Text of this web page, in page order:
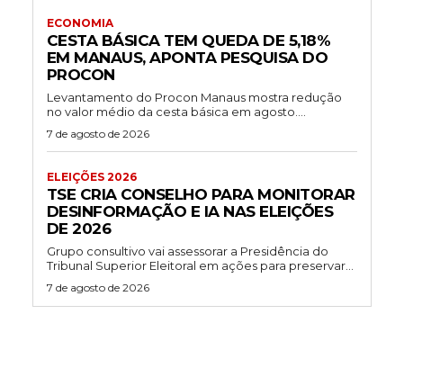
ECONOMIA
CESTA BÁSICA TEM QUEDA DE 5,18%
EM MANAUS, APONTA PESQUISA DO
PROCON
Levantamento do Procon Manaus mostra redução
no valor médio da cesta básica em agosto....
7 de agosto de 2026
ELEIÇÕES 2026
TSE CRIA CONSELHO PARA MONITORAR
DESINFORMAÇÃO E IA NAS ELEIÇÕES
DE 2026
Grupo consultivo vai assessorar a Presidência do
Tribunal Superior Eleitoral em ações para preservar...
7 de agosto de 2026